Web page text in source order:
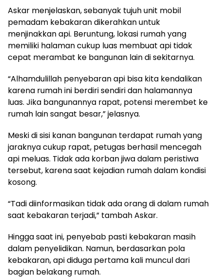
Askar menjelaskan, sebanyak tujuh unit mobil
pemadam kebakaran dikerahkan untuk
menjinakkan api. Beruntung, lokasi rumah yang
memiliki halaman cukup luas membuat api tidak
cepat merambat ke bangunan lain di sekitarnya.
“Alhamdulillah penyebaran api bisa kita kendalikan
karena rumah ini berdiri sendiri dan halamannya
luas. Jika bangunannya rapat, potensi merembet ke
rumah lain sangat besar,” jelasnya.
Meski di sisi kanan bangunan terdapat rumah yang
jaraknya cukup rapat, petugas berhasil mencegah
api meluas. Tidak ada korban jiwa dalam peristiwa
tersebut, karena saat kejadian rumah dalam kondisi
kosong.
“Tadi diinformasikan tidak ada orang di dalam rumah
saat kebakaran terjadi,” tambah Askar.
Hingga saat ini, penyebab pasti kebakaran masih
dalam penyelidikan. Namun, berdasarkan pola
kebakaran, api diduga pertama kali muncul dari
bagian belakang rumah.